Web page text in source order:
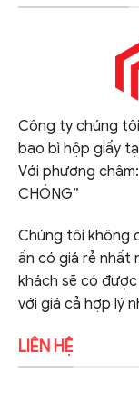
Công ty chúng
bao bì hộp giấy
Với phương
CHÓNG”
Chúng tôi không
ấn có giá rẻ nhất
khách sẽ có
với giá cả hợp lý
LIÊN HỆ